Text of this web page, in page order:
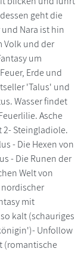
geht die
Nara ist hin
Volk und der
um
Erde und
'Talus' und
Wasser findet
Asche
2- Steingladiole.
- Die Hexen von
- Die Runen der
Welt von
nordischer
mit
kalt (schauriges
Unfollow
(romantische